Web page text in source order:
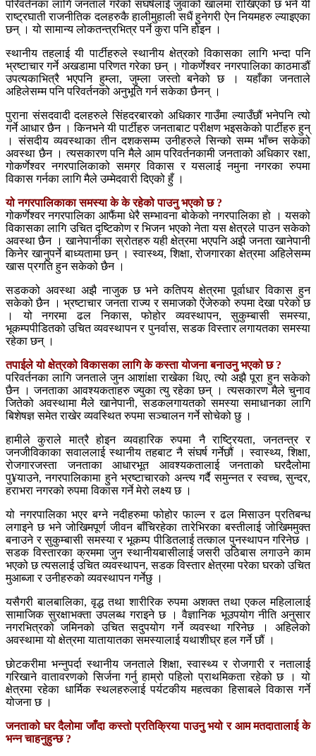
परिवर्तनका लागि जनताले गरेको संघर्षलाई जुवाको खालमा राखिएको छ भने यी
राष्ट्रघाती राजनीतिक दलहरुकै हालीमुहाली सधैं हुनेगरी ऐन नियमहरु ल्याइएका
छन् । यो सामान्य लोकतन्त्रभित्र पर्ने कुरा पनि होइन ।
स्थानीय तहलाई यी पार्टीहरुले स्थानीय क्षेत्रको विकासका लागि भन्दा पनि
भ्रष्टाचार गर्ने अखडामा परिणत गरेका छन् । गोकर्णेश्वर नगरपालिका काठमाडौं
उपत्यकाभित्रै भएपनि हुम्ला, जुम्ला जस्तो बनेको छ । यहाँका जनताले
अहिलेसम्म पनि परिवर्तनको अनुभूति गर्न सकेका छैनन् ।
पुराना संसदवादी दलहरुले सिंहदरबारको अधिकार गाउँमा ल्याउँछौं भनेपनि त्यो
गर्ने आधार छैन । किनभने यी पार्टीहरु जनताबाट परीक्षण भइसकेको पार्टीहरु हुन्
। संसदीय व्यवस्थाका तीन दशकसम्म उनीहरुले सिन्को सम्म भाँच्न सकेको
अवस्था छैन । त्यसकारण पनि मैले आम परिवर्तनकामी जनताको अधिकार रक्षा,
गोकर्णेश्वर नगरपालिकाको समग्र विकास र यसलाई नमुना नगरका रुपमा
विकास गर्नका लागि मैले उम्मेदवारी दिएको हुँ ।
यो नगरपालिकाका समस्या के के रहेको पाउनु भएको छ ?
गोकर्णेश्वर नगरपालिका आफैंमा धेरै सम्भावना बोकेको नगरपालिका हो । यसको
विकासका लागि उचित दृष्टिकोण र भिजन भएको नेता यस क्षेत्रले पाउन सकेको
अवस्था छैन । खानेपानीका स्रोतहरु यही क्षेत्रमा भएपनि अझै जनता खानेपानी
किनेर खानुपर्ने बाध्यतामा छन् । स्वास्थ्य, शिक्षा, रोजगारका क्षेत्रमा अहिलेसम्म
खास प्रगति हुन सकेको छैन ।
सडकको अवस्था अझै नाजुक छ भने कतिपय क्षेत्रमा पूर्वाधार विकास हुन
सकेको छैन । भ्रष्टाचार जनता राज्य र समाजको ऐंजेरुको रुपमा देखा परेको छ
। यो नगरमा ढल निकास, फोहोर व्यवस्थापन, सुकुम्बासी समस्या,
भूकम्पपीडितको उचित व्यवस्थापन र पुनर्वास, सडक विस्तार लगायतका समस्या
रहेका छन् ।
तपाईले यो क्षेत्रको विकासका लागि के कस्ता योजना बनाउनु भएको छ ?
परिवर्तनका लागि जनताले जुन आशांक्षा राखेका थिए, त्यो अझै पूरा हुन सकेको
छैन । जनताका आवश्यकताहरु ज्युका त्यु रहेका छन् । त्यसकारण मैले चुनाव
जितेको अवस्थामा मैले खानेपानी, सडकलगायतको समस्या समाधानका लागि
बिशेषज्ञ समेत राखेर व्यवस्थित रुपमा सञ्चालन गर्ने सोचेको छु ।
हामीले कुराले मात्रै होइन व्यवहारिक रुपमा नै राष्ट्रियता, जनतन्त्र र
जनजीविकाका सवाललाई स्थानीय तहबाट नै संघर्ष गर्नेछौं । स्वास्थ्य, शिक्षा,
रोजगारजस्ता जनताका आधारभूत आवश्यकतालाई जनताको घरदैलोमा
पु¥याउने, नगरपालिकामा हुने भ्रष्टाचारको अन्त्य गर्दै समुन्नत र स्वच्च, सुन्दर,
हराभरा नगरको रुपमा विकास गर्ने मेरो लक्ष्य छ ।
यो नगरपालिका भएर बग्ने नदीहरुमा फोहोर फाल्न र ढल मिसाउन प्रतिबन्ध
लगाइने छ भने जोखिमपूर्ण जीवन बाँचिरहेका तारेभिरका बस्तीलाई जोखिममुक्त
बनाउने र सुकुम्बासी समस्या र भूकम्प पीडितलाई तत्काल पुनस्थापन गरिनेछ ।
सडक विस्तारका क्रममा जुन स्थानीयबासीलाई जसरी उठिबास लगाउने काम
भएको छ त्यसलाई उचित व्यवस्थापन, सडक विस्तार क्षेत्रमा परेका घरको उचित
मुआब्जा र उनीहरुको व्यवस्थापन गर्नेछु ।
यसैगरी बालबालिका, वृद्ध तथा शारीरिक रुपमा अशक्त तथा एकल महिलालाई
सामाजिक सुरक्षाभक्ता उपलब्ध गराइने छ । वैज्ञानिक भूउपयोग नीति अनुसार
नगरभित्रको जमिनको उचित सदुपयोग गर्ने व्यवस्था गरिनेछ । अहिलेको
अवस्थामा यो क्षेत्रमा यातायातका समस्यालाई यथाशीघ्र हल गर्ने छौं ।
छाेटकरीमा भन्नुपर्दा स्थानीय जनताले शिक्षा, स्वास्थ्य र रोजगारी र नतालाई
गरिखाने वातावरणको सिर्जना गर्नु हाम्रो पहिलो प्राथमिकता रहेको छ । यो
क्षेत्रमा रहेका धार्मिक स्थलहरुलाई पर्यटकीय महत्वका हिसाबले विकास गर्ने
योजना छ ।
जनताको घर दैलोमा जाँदा कस्तो प्रतिक्रिया पाउनु भयो र आम मतदातालाई के
भन्न चाहनुहुन्छ ?